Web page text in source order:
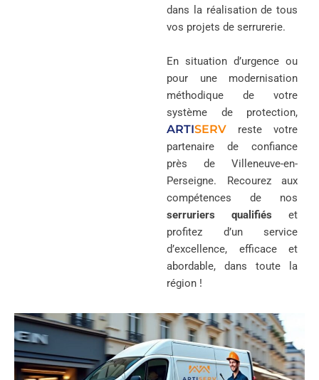
dans la réalisation de tous
vos projets de serrurerie.
En situation d’urgence ou
pour une modernisation
méthodique de votre
système de protection,
ARTISERV reste votre
partenaire de confiance
près de Villeneuve-en-
Perseigne. Recourez aux
compétences de nos
serruriers qualifiés et
profitez d’un service
d’excellence, efficace et
abordable, dans toute la
région !